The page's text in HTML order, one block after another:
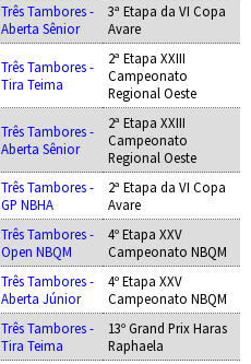
Três Tambores -
Aberta Sênior
3ª Etapa da VI Copa
Avare
Três Tambores -
Tira Teima
2ª Etapa XXIII
Campeonato
Regional Oeste
Três Tambores -
Aberta Sênior
2ª Etapa XXIII
Campeonato
Regional Oeste
Três Tambores -
GP NBHA
2ª Etapa da VI Copa
Avare
Três Tambores -
Open NBQM
4º Etapa XXV
Campeonato NBQM
Três Tambores -
Aberta Júnior
4º Etapa XXV
Campeonato NBQM
Três Tambores -
Tira Teima
13º Grand Prix Haras
Raphaela